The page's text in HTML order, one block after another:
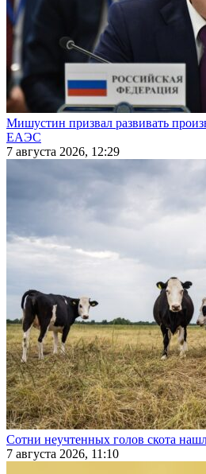
Мишустин призвал развивать
ЕАЭС
7 августа 2026, 12:29
Сотни неучтенных голов скота
7 августа 2026, 11:10